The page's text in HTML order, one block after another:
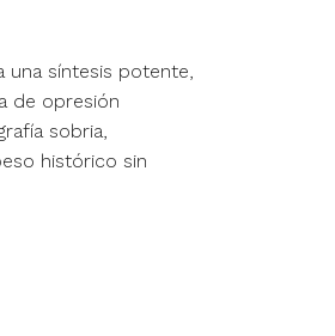
una síntesis potente,
de opresión
sobria,
histórico sin